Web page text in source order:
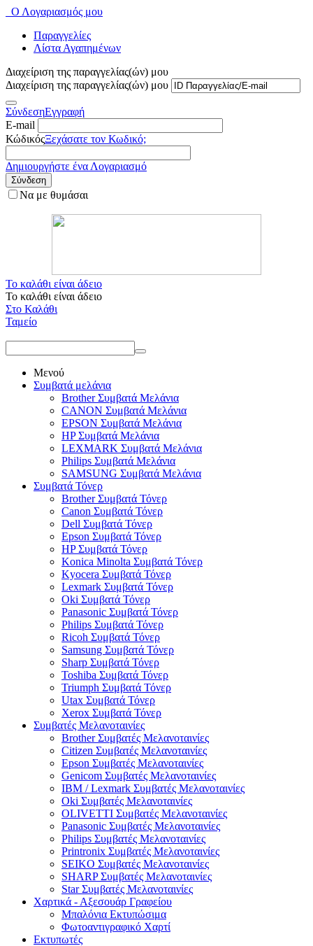
Ο Λογαριασμός μου
Παραγγελίες
Λίστα Αγαπημένων
Διαχείριση της παραγγελίας(ών) μου
Διαχείριση της παραγγελίας(ών) μου
ΣύνδεσηΕγγραφή
E-mail
ΚώδικόςΞεχάσατε τον Κωδικό;
Δημιουργήστε ένα Λογαριασμό
Σύνδεση
Να με θυμάσαι
Το καλάθι είναι άδειο
Το καλάθι είναι άδειο
Στο Καλάθι
Ταμείο
Μενού
Συμβατά μελάνια
Brother Συμβατά Μελάνια
CANON Συμβατά Μελάνια
EPSON Συμβατά Μελάνια
HP Συμβατά Μελάνια
LEXMARK Συμβατά Μελάνια
Philips Συμβατά Μελάνια
SAMSUNG Συμβατά Μελάνια
Συμβατά Τόνερ
Brother Συμβατά Τόνερ
Canon Συμβατά Τόνερ
Dell Συμβατά Τόνερ
Epson Συμβατά Τόνερ
HP Συμβατά Τόνερ
Konica Minolta Συμβατά Τόνερ
Kyocera Συμβατά Τόνερ
Lexmark Συμβατά Τόνερ
Oki Συμβατά Τόνερ
Panasonic Συμβατά Τόνερ
Philips Συμβατά Τόνερ
Ricoh Συμβατά Τόνερ
Samsung Συμβατά Τόνερ
Sharp Συμβατά Τόνερ
Toshiba Συμβατά Τόνερ
Triumph Συμβατά Τόνερ
Utax Συμβατά Τόνερ
Xerox Συμβατά Τόνερ
Συμβατές Μελανοταινίες
Brother Συμβατές Μελανοταινίες
Citizen Συμβατές Μελανοταινίες
Epson Συμβατές Μελανοταινίες
Genicom Συμβατές Μελανοταινίες
IBM / Lexmark Συμβατές Μελανοταινίες
Oki Συμβατές Μελανοταινίες
OLIVETTI Συμβατές Μελανοταινίες
Panasonic Συμβατές Μελανοταινίες
Philips Συμβατές Μελανοταινίες
Printronix Συμβατές Μελανοταινίες
SEIKO Συμβατές Μελανοταινίες
SHARP Συμβατές Μελανοταινίες
Star Συμβατές Μελανοταινίες
Χαρτικά - Αξεσουάρ Γραφείου
Μπαλόνια Εκτυπώσιμα
Φωτοαντιγραφικό Χαρτί
Εκτυπωτές